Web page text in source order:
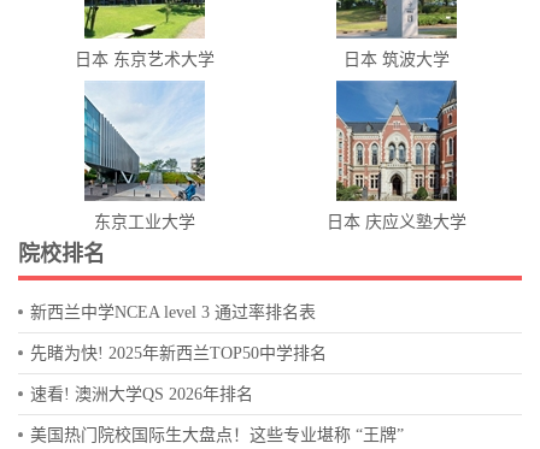
日本 东京艺术大学 日本 筑波大学
东京工业大学 日本 庆应义塾大学
院校排名
新西兰中学NCEA level 3 通过率排名表
先睹为快! 2025年新西兰TOP50中学排名
速看! 澳洲大学QS 2026年排名
美国热门院校国际生大盘点！这些专业堪称 “王牌”